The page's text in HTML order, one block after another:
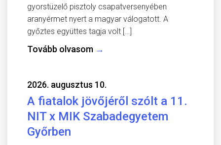
gyorstüzelő pisztoly csapatversenyében
aranyérmet nyert a magyar válogatott. A
győztes együttes tagja volt […]
Tovább olvasom →
2026. augusztus 10.
A fiatalok jövőjéről szólt a 11.
NIT x MIK Szabadegyetem
Győrben